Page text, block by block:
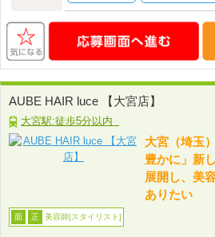
AUBE HAIR luce 【大宮店】
大宮駅:徒歩5分以内
大宮（埼玉
豊かに」新
展開し、美
ありたい
面 正 美容師[スタイリスト]